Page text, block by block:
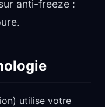
anti-freeze :
utilise votre